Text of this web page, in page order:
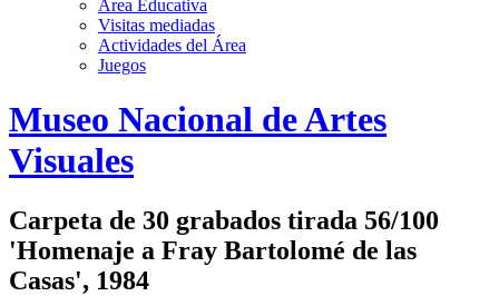
Área Educativa
Visitas mediadas
Actividades del Área
Juegos
Logo
MNAV
Museo Nacional de Artes
Visuales
Carpeta de 30 grabados tirada 56/100
'Homenaje a Fray Bartolomé de las
Casas', 1984